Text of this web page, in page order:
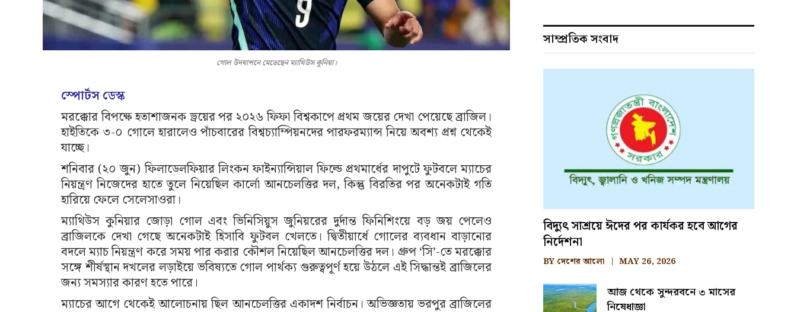
গোল উদযাপনে মেতেছেন ম্যাথিউস কুনিয়া।
স্পোর্টস ডেস্ক
মরক্কোর বিপক্ষে হতাশাজনক ড্রয়ের পর ২০২৬ ফিফা বিশ্বকাপে প্রথম জয়ের দেখা পেয়েছে ব্রাজিল।
হাইতিকে ৩-০ গোলে হারালেও পাঁচবারের বিশ্বচ্যাম্পিয়নদের পারফরম্যান্স নিয়ে অবশ্য প্রশ্ন থেকেই
যাচ্ছে।
শনিবার (২০ জুন) ফিলাডেলফিয়ার লিংকন ফাইন্যান্সিয়াল ফিল্ডে প্রথমার্ধের দাপুটে ফুটবলে ম্যাচের
নিয়ন্ত্রণ নিজেদের হাতে তুলে নিয়েছিল কার্লো আনচেলত্তির দল, কিন্তু বিরতির পর অনেকটাই গতি
হারিয়ে ফেলে সেলেসাওরা।
ম্যাথিউস কুনিয়ার জোড়া গোল এবং ভিনিসিয়ুস জুনিয়রের দুর্দান্ত ফিনিশিংয়ে বড় জয় পেলেও
ব্রাজিলকে দেখা গেছে অনেকটাই হিসাবি ফুটবল খেলতে। দ্বিতীয়ার্ধে গোলের ব্যবধান বাড়ানোর
বদলে ম্যাচ নিয়ন্ত্রণ করে সময় পার করার কৌশল নিয়েছিল আনচেলত্তির দল। গ্রুপ ‘সি’-তে মরক্কোর
সঙ্গে শীর্ষস্থান দখলের লড়াইয়ে ভবিষ্যতে গোল পার্থক্য গুরুত্বপূর্ণ হয়ে উঠলে এই সিদ্ধান্তই ব্রাজিলের
জন্য সমস্যার কারণ হতে পারে।
ম্যাচের আগে থেকেই আলোচনায় ছিল আনচেলত্তির একাদশ নির্বাচন। অভিজ্ঞতায় ভরপুর ব্রাজিলের
সাম্প্রতিক সংবাদ
বিদ্যুৎ সাশ্রয়ে ঈদের পর কার্যকর হবে আগের
নির্দেশনা
BY দেশের আলো MAY 26, 2026
আজ থেকে সুন্দরবনে ৩ মাসের
নিষেধাজ্ঞা